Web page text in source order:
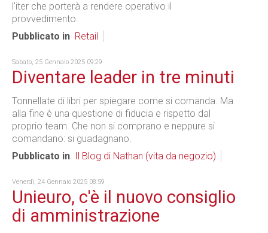
l'iter che porterà a rendere operativo il
provvedimento.
Pubblicato in Retail
Sabato, 25 Gennaio 2025 09:29
Diventare leader in tre minuti
Tonnellate di libri per spiegare come si comanda. Ma
alla fine è una questione di fiducia e rispetto dal
proprio team. Che non si comprano e neppure si
comandano: si guadagnano.
Pubblicato in
Il Blog di Nathan (vita da negozio)
Venerdì, 24 Gennaio 2025 08:59
Unieuro, c'è il nuovo consiglio
di amministrazione